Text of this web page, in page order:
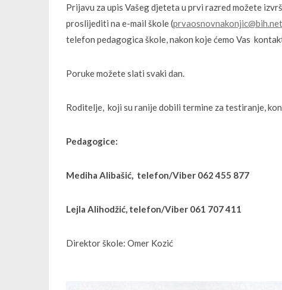
Prijavu za upis Vašeg djeteta u prvi razred možete
proslijediti na e-mail škole (
telefon pedagogica škole, nakon koje ćemo Vas
Poruke možete slati svaki dan.
Roditelje, koji su ranije dobili termine za testiranje,
Pedagogice:
Mediha Alibašić, telefon/Viber 062 455 877
Lejla Alihodžić, telefon/Viber 061 707 411
Direktor škole: Omer Kozić